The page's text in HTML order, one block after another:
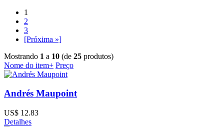
1
2
3
[Próxima »]
Mostrando 1 a 10 (de 25 produtos)
Nome do item+ Preço
Andrés Maupoint
US$ 12.83
Detalhes